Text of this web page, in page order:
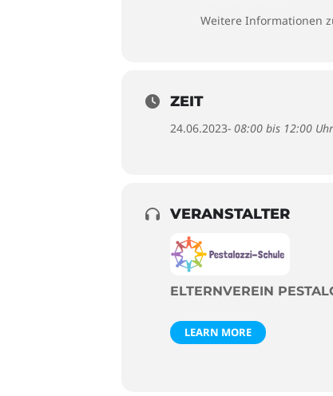
Weitere Informationen
ZEIT
24.06.2023- 08:00 bis 12:00 Uhr
VERANSTALTER
ELTERNVEREIN
LEARN MORE